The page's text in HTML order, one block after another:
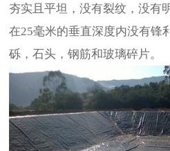
夯实且平坦，没有裂纹，没有
在25毫米的垂直深度内没有锋
砾，石头，钢筋和玻璃碎片。